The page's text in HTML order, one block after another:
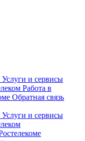
Услуги и сервисы
Работа в
Обратная связь
Услуги и сервисы